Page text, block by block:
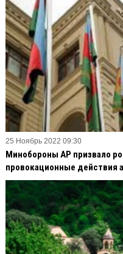
25 Ноябрь 2022 09:30
Минобороны АР призвало
провокационные действия